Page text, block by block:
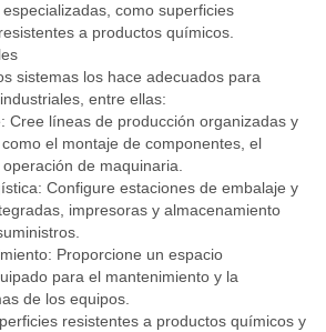
como superficies
a productos químicos.
sistemas los hace adecuados para
entre ellas:
Cree líneas de producción organizadas y
el montaje de componentes, el
de maquinaria.
Configure estaciones de embalaje y
impresoras y almacenamiento
Proporcione un espacio
para el mantenimiento y la
de los equipos.
resistentes a productos químicos y